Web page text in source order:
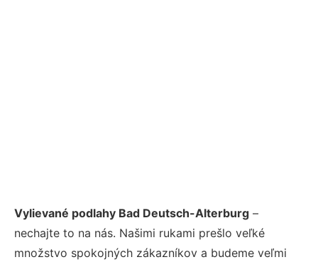
Vylievané podlahy Bad Deutsch-Alterburg –
nechajte to na nás. Našimi rukami prešlo veľké
množstvo spokojných zákazníkov a budeme veľmi